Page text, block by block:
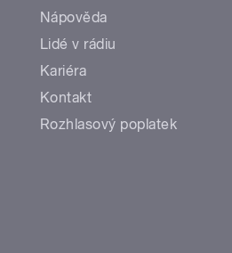
Nápověda
Lidé v rádiu
Kariéra
Kontakt
Rozhlasový poplatek